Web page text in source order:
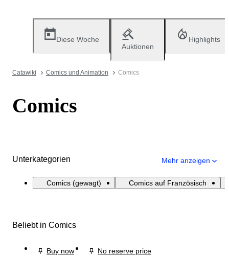
Diese Woche
Auktionen
Highlights
Catawiki Comics und Animation Comics
Comics
Unterkategorien Mehr anzeigen
Comics (gewagt) Comics auf Französisch
Beliebt in Comics
Buy now
No reserve price